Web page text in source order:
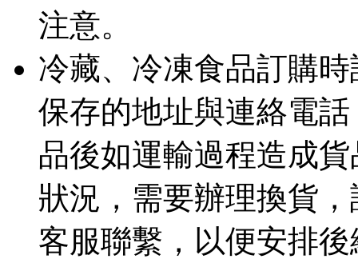
注意。
冷藏、冷凍食品訂購
保存的地址與連絡電
品後如運輸過程造成
狀況，需要辦理換貨
客服聯繫，以便安排